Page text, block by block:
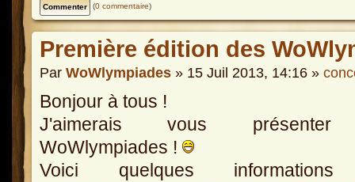
(0 commentaire)
Première édition des
Par WoWlympiades » 15 Juil 2013, 14:16 »
Bonjour à tous !
J'aimerais vous
WoWlympiades !
Voici quelques